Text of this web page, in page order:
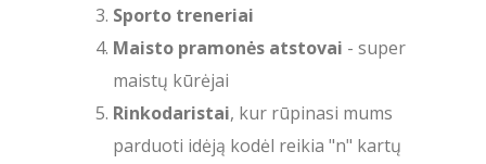
Sporto treneriai
Maisto pramonės atstovai - super
maistų kūrėjai
Rinkodaristai, kur rūpinasi mums
parduoti idėją kodėl reikia "n" kartų